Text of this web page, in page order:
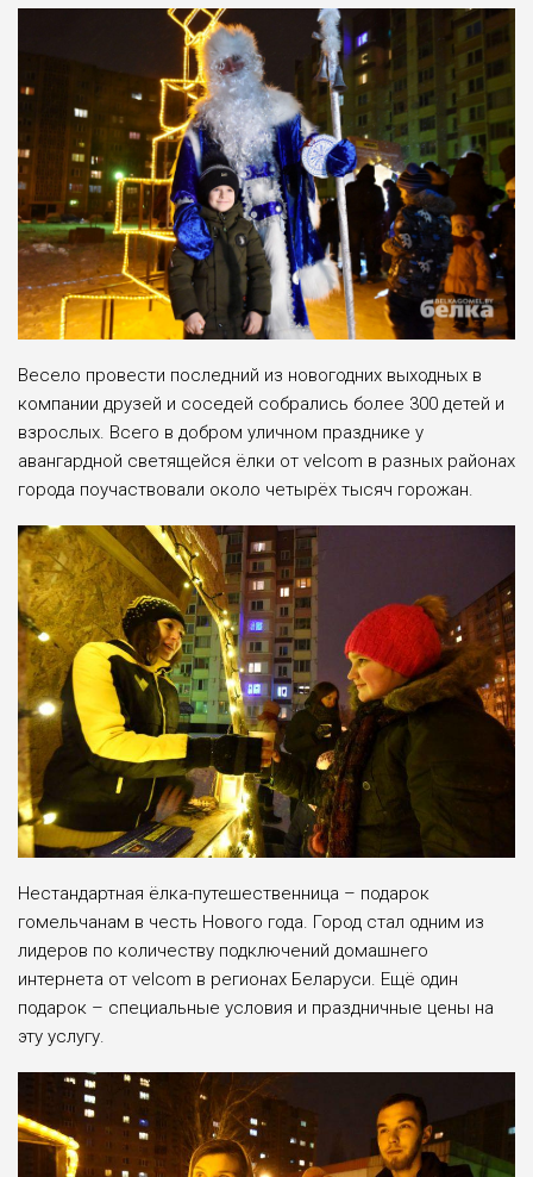
Весело провести последний из новогодних выходных в
компании друзей и соседей собрались более 300 детей и
взрослых. Всего в добром уличном празднике у
авангардной светящейся ёлки от velcom в разных районах
города поучаствовали около четырёх тысяч горожан.
Нестандартная ёлка-путешественница – подарок
гомельчанам в честь Нового года. Город стал одним из
лидеров по количеству подключений домашнего
интернета от velcom в регионах Беларуси. Ещё один
подарок – специальные условия и праздничные цены на
эту услугу.